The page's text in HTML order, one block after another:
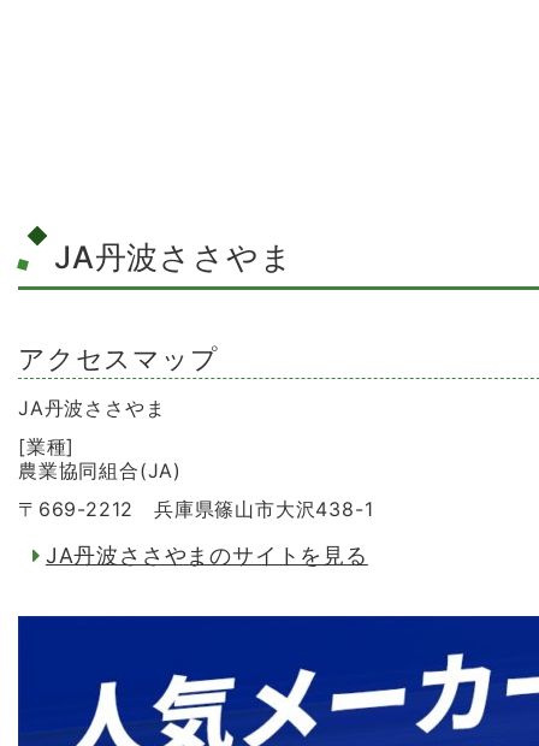
JA丹波ささやま
アクセスマップ
JA丹波ささやま
[業種]
農業協同組合(JA)
〒669-2212 兵庫県篠山市大沢438-1
JA丹波ささやまのサイトを見る